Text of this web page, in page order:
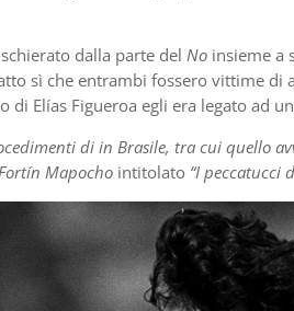
dalla parte del No insieme a
sì che entrambi fossero vittime di
di Elías Figueroa egli era legato ad
di in Brasile, tra cui quello
Fortín Mapocho intitolato “I peccatucci